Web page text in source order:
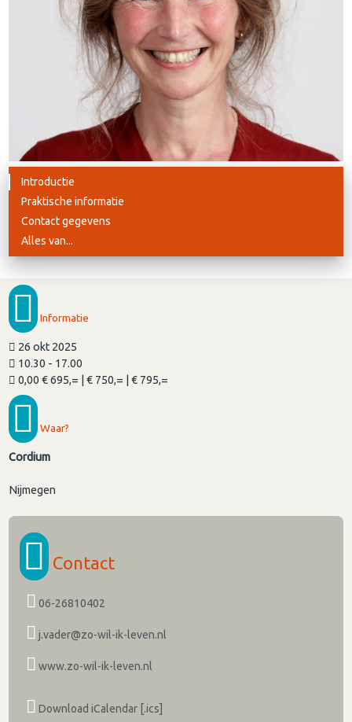
Introductie
Praktische informatie
Contact gegevens
Alles van...
Informatie
26 okt 2025
10.30 - 17.00
0,00 € 695,= | € 750,= | € 795,=
Waar?
Cordium
Nijmegen
Contact
06-26810402
j.vader@zo-wil-ik-leven.nl
www.zo-wil-ik-leven.nl
Download iCalendar [.ics]